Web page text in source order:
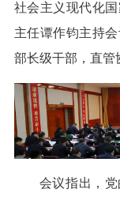
社会主义现代化
主任谭作钧主持
部长级干部，直管
会议指出，